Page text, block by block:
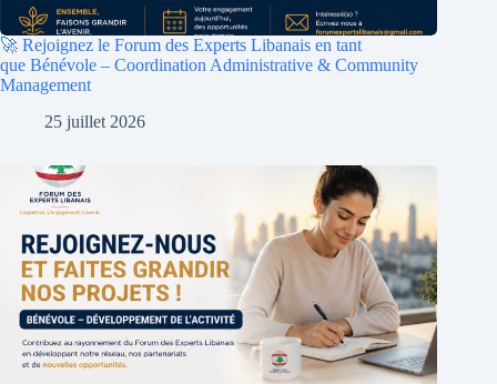
🚀 Rejoignez le Forum des Experts Libanais en tant
que Bénévole – Coordination Administrative & Community
Management
25 juillet 2026